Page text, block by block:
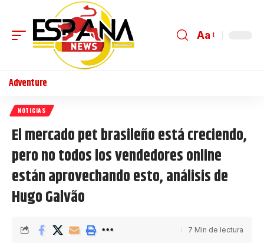
Aa
Adventure
NOTICIAS
El mercado pet brasileño está creciendo,
pero no todos los vendedores online
están aprovechando esto, análisis de
Hugo Galvão
7 Min de lectura